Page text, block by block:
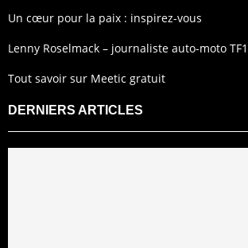
Un cœur pour la paix : inspirez-vous
Lenny Roselmack – journaliste auto-moto TF1
Tout savoir sur Meetic gratuit
DERNIERS ARTICLES